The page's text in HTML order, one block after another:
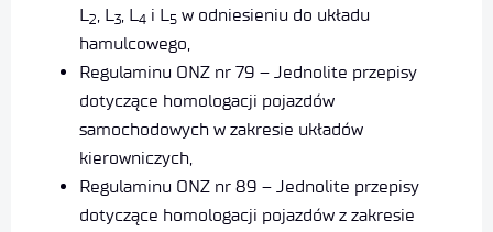
L2, L3, L4 i L5 w odniesieniu do układu
hamulcowego,
Regulaminu ONZ nr 79 – Jednolite przepisy
dotyczące homologacji pojazdów
samochodowych w zakresie układów
kierowniczych,
Regulaminu ONZ nr 89 – Jednolite przepisy
dotyczące homologacji pojazdów z zakresie